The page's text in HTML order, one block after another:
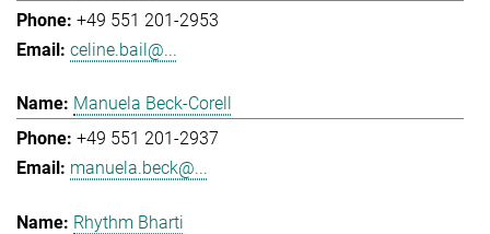
+49 551 201-2953
celine.bail@...
Manuela Beck-Corell
+49 551 201-2937
manuela.beck@...
Rhythm Bharti